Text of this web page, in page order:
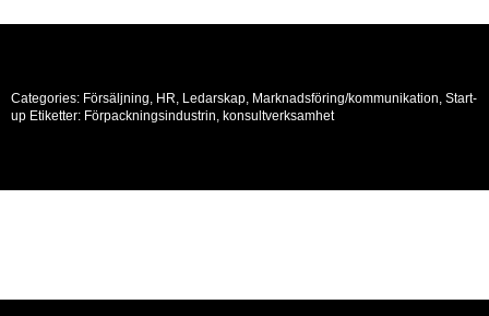
Categories: Försäljning HR Ledarskap Marknadsföring/kommunikation Start-
up Etiketter: Förpackningsindustrin, konsultverksamhet